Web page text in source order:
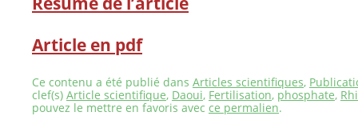
Article en pdf
Ce contenu a été publié dans Articles scientifiques,
clef(s) Article scientifique, Daoui, Fertilisation, phosphate,
pouvez le mettre en favoris avec ce permalien.